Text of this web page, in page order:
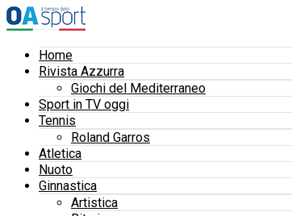
Home
Rivista Azzurra
Giochi del Mediterraneo
Sport in TV oggi
Tennis
Roland Garros
Atletica
Nuoto
Ginnastica
Artistica